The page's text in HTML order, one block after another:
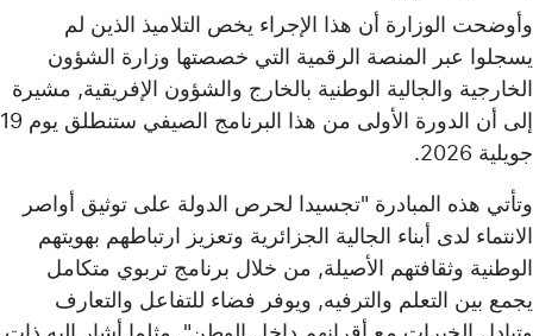
وأوضحت الوزارة أن هذا الإجراء يخص التلاميذ الذين لم
يسجلوا عبر المنصة الرقمية التي خصصتها وزارة الشؤون
الخارجية والجالية الوطنية بالخارج والشؤون الإفريقية, مشيرة
إلى أن الدورة الأولى من هذا البرنامج الصيفي ستنطلق يوم 19
جويلية 2026.
وتأتي هذه المبادرة "تجسيدا لحرص الدولة على توثيق أواصر
الانتماء لدى أبناء الجالية الجزائرية وتعزيز ارتباطهم بهويتهم
الوطنية وثقافتهم الأصيلة, من خلال برنامج تربوي متكامل
يجمع بين التعلم والترفيه, ويوفر فضاء للتفاعل والتعارف